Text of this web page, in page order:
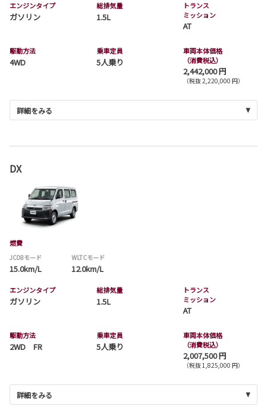
エンジンタイプ
ガソリン
総排気量
1.5L
トランス
ミッション
AT
駆動方法
4WD
乗車定員
5人乗り
車両本体価格
（消費税込）
2,442,000 円
（税抜 2,220,000 円）
詳細をみる
DX
燃費
JC08モード
15.0km/L
WLTCモード
12.0km/L
エンジンタイプ
ガソリン
総排気量
1.5L
トランス
ミッション
AT
駆動方法
2WD FR
乗車定員
5人乗り
車両本体価格
（消費税込）
2,007,500 円
（税抜 1,825,000 円）
詳細をみる